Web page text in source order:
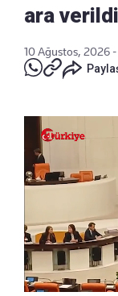
ara verildi
10 Ağustos, 2026 -